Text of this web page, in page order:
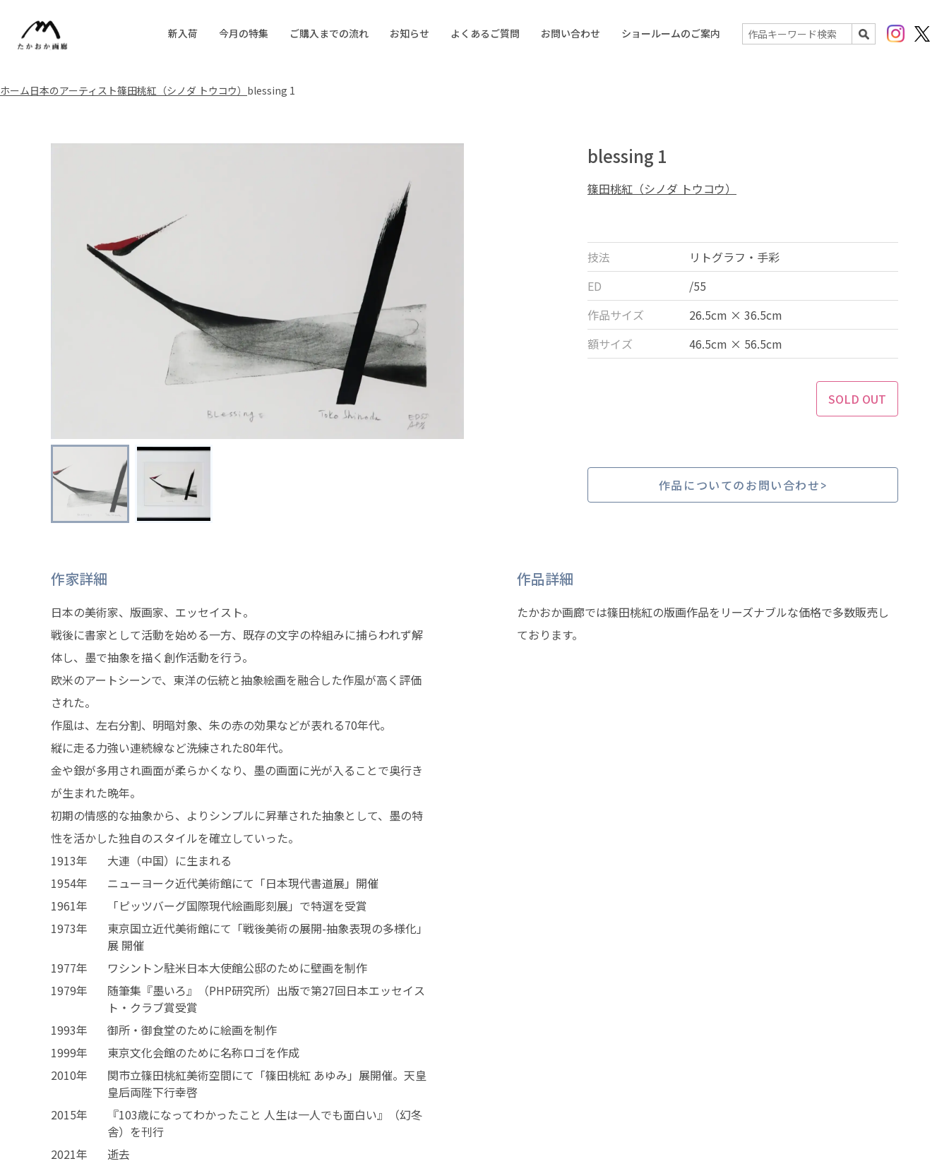
新入荷 今月の特集 ご購入までの流れ お知らせ よくあるご質問 お問い合わせ ショールームのご案内
検索
Instagram
ホーム日本のアーティスト篠田桃紅（シノダ トウコウ） blessing 1
blessing 1
篠田桃紅（シノダ トウコウ）
技法
リトグラフ・手彩
ED
/55
作品サイズ
26.5cm × 36.5cm
額サイズ
46.5cm × 56.5cm
SOLD OUT
作品についてのお問い合わせ
作家詳細
日本の美術家、版画家、エッセイスト。
戦後に書家として活動を始める一方、既存の文字の枠組みに捕らわれず解
体し、墨で抽象を描く創作活動を行う。
欧米のアートシーンで、東洋の伝統と抽象絵画を融合した作風が高く評価
された。
作風は、左右分割、明暗対象、朱の赤の効果などが表れる70年代。
縦に走る力強い連続線など洗練された80年代。
金や銀が多用され画面が柔らかくなり、墨の画面に光が入ることで奥行き
が生まれた晩年。
初期の情感的な抽象から、よりシンプルに昇華された抽象として、墨の特
性を活かした独自のスタイルを確立していった。
1913年
大連（中国）に生まれる
1954年
ニューヨーク近代美術館にて「日本現代書道展」開催
1961年
「ピッツバーグ国際現代絵画彫刻展」で特選を受賞
1973年
東京国立近代美術館にて「戦後美術の展開-抽象表現の多様化」
展 開催
1977年
ワシントン駐米日本大使館公邸のために壁画を制作
1979年
随筆集『墨いろ』（PHP研究所）出版で第27回日本エッセイス
ト・クラブ賞受賞
1993年
御所・御食堂のために絵画を制作
1999年
東京文化会館のために名称ロゴを作成
2010年
関市立篠田桃紅美術空間にて「篠田桃紅 あゆみ」展開催。天皇
皇后両陛下行幸啓
2015年
『103歳になってわかったこと 人生は一人でも面白い』（幻冬
舎）を刊行
2021年
逝去
作品詳細
たかおか画廊では篠田桃紅の版画作品をリーズナブルな価格で多数販売し
ております。